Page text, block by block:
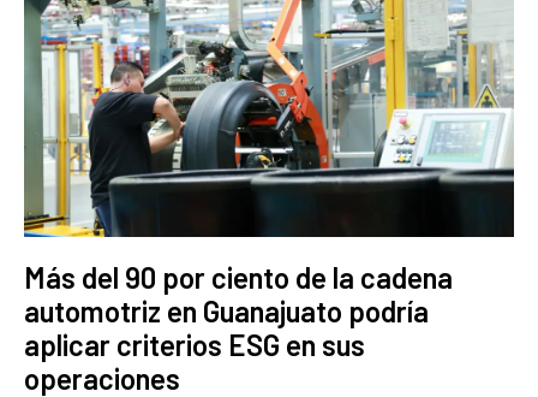
Más del 90 por ciento de la cadena
automotriz en Guanajuato podría
aplicar criterios ESG en sus
operaciones